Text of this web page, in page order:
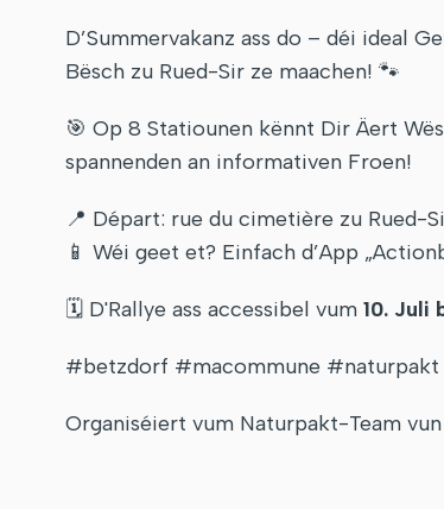
D’Summervakanz ass do – déi ideal
Bësch zu Rued-Sir ze maachen! 🐾
🎯 Op 8 Statiounen kënnt Dir Äert
spannenden an informativen Froen!
📍 Départ: rue du cimetière zu Rued-
📱 Wéi geet et? Einfach d’App
🗓️ D'Rallye ass accessibel vum 10. Juli
#betzdorf #macommune
Organiséiert vum Naturpakt-Team